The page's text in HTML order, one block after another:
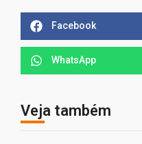
Facebook
WhatsApp
Veja também